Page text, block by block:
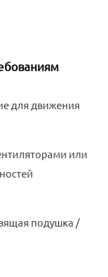
для движения
или
подушка /